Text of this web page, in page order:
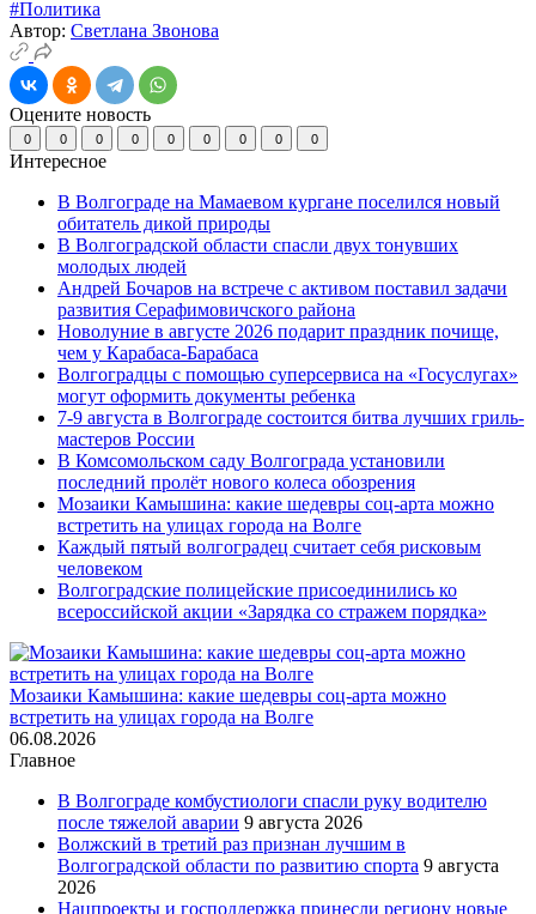
#Политика
Автор: Светлана Звонова
Оцените новость
0 0 0 0 0 0 0 0 0
Интересное
В Волгограде на Мамаевом кургане поселился новый
обитатель дикой природы
В Волгоградской области спасли двух тонувших
молодых людей
Андрей Бочаров на встрече с активом поставил задачи
развития Серафимовичского района
Новолуние в августе 2026 подарит праздник почище,
чем у Карабаса-Барабаса
Волгоградцы с помощью суперсервиса на «Госуслугах»
могут оформить документы ребенка
7-9 августа в Волгограде состоится битва лучших гриль-
мастеров России
В Комсомольском саду Волгограда установили
последний пролёт нового колеса обозрения
Мозаики Камышина: какие шедевры соц-арта можно
встретить на улицах города на Волге
Каждый пятый волгоградец считает себя рисковым
человеком
Волгоградские полицейские присоединились ко
всероссийской акции «Зарядка со стражем порядка»
Мозаики Камышина: какие шедевры соц-арта можно
встретить на улицах города на Волге
06.08.2026
Главное
В Волгограде комбустиологи спасли руку водителю
после тяжелой аварии 9 августа 2026
Волжский в третий раз признан лучшим в
Волгоградской области по развитию спорта 9 августа
2026
Нацпроекты и господдержка принесли региону новые